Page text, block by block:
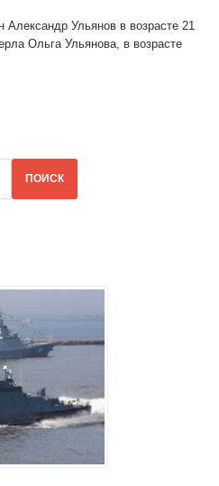
Александр Ульянов в возрасте 21
Ольга Ульянова, в возрасте
ПОИСК